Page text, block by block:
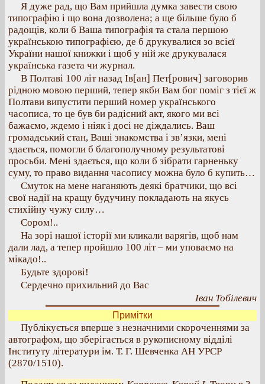
Я дуже рад, що Вам прийшла думка завести свою
типографію і що вона дозволена; а ще більше було б
радощів, коли б Ваша типографія та стала першою
українською типографією, де б друкувалися зо всієї
України нашої книжки і щоб у ній же друкувалася
українська газета чи журнал.
В Полтаві 100 літ назад Ів[ан] Пет[рович] заговорив
рідною мовою перший, тепер якби Вам бог поміг з тієї ж
Полтави випустити перший номер українського
часописа, то це був би радісний акт, якого ми всі
бажаємо, ждемо і ніяк і досі не діждались. Ваш
громадський стан, Ваші знакомства і зв’язки, мені
здається, помогли б благополучному результатові
просьби. Мені здається, що коли б зібрати гарненьку
суму, то право видання часопису можна було б купить…
Смуток на мене наганяють деякі братчики, що всі
свої надії на кращу будучину покладають на якусь
стихійну чужу силу…
Сором!..
На зорі нашої історії ми кликали варягів, щоб нам
дали лад, а тепер пройшло 100 літ – ми уповаємо на
мікадо!..
Будьте здорові!
Сердечно прихильний до Вас
Іван Тобілевич
Примітки
Публікується вперше з незначними скороченнями за
автографом, що зберігається в рукописному відділі
Інституту літератури ім. Т. Г. Шевченка АН УРСР
(2870/1510).